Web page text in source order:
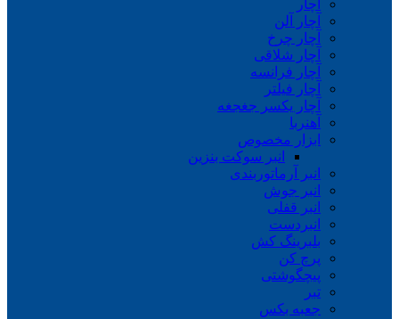
آچار
آچار آلن
آچار چرخ
آچار شلاقی
آچار فرانسه
آچار فیلتر
آچار یکسر جغجغه
آهنربا
ابزار مخصوص
انبر سوکت بنزین
انبر آرماتوربندی
انبر جوش
انبر قفلی
انبردست
بلبرینگ کش
پرچ کن
پیچگوشتی
تبر
جعبه بکس